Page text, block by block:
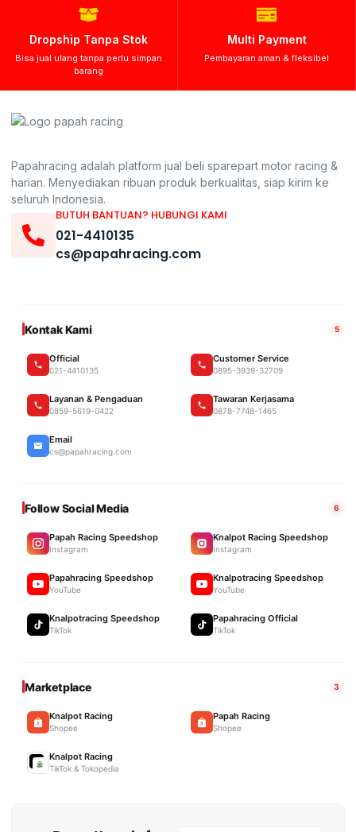
Dropship Tanpa Stok
Bisa jual ulang tanpa perlu simpan
barang
Multi Payment
Pembayaran aman & fleksibel
Papahracing adalah platform jual beli sparepart motor racing &
harian. Menyediakan ribuan produk berkualitas, siap kirim ke
seluruh Indonesia.
BUTUH BANTUAN? HUBUNGI KAMI
021-4410135
cs@papahracing.com
Kontak Kami 5
Official
021-4410135
Customer Service
0895-3939-32709
Layanan & Pengaduan
0859-5619-0422
Tawaran Kerjasama
0878-7748-1465
Email
cs@papahracing.com
Follow Social Media 6
Papah Racing Speedshop
Instagram
Knalpot Racing Speedshop
Instagram
Papahracing Speedshop
YouTube
Knalpotracing Speedshop
YouTube
Knalpotracing Speedshop
TikTok
Papahracing Official
TikTok
Marketplace 3
Knalpot Racing
Shopee
Papah Racing
Shopee
Knalpot Racing
TikTok & Tokopedia